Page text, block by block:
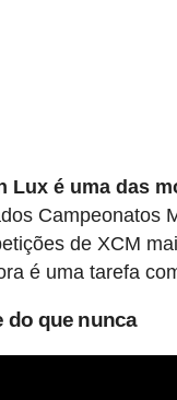
Lux é uma das
Campeonatos
de XCM
é uma tarefa
do que nunca